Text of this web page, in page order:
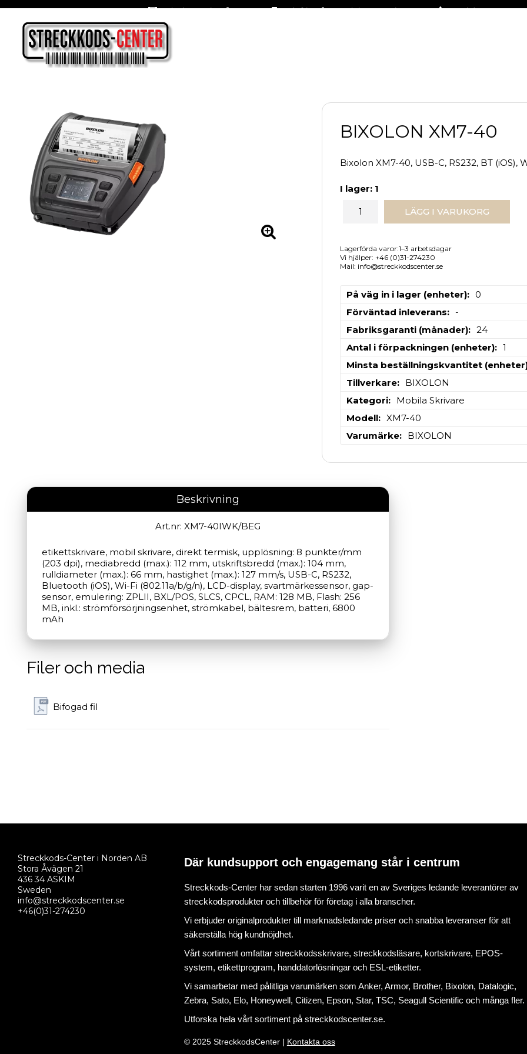
Oslagbara priser året om Fraktfritt på stora delar av sortimentet +46 (0)31-27 42 30
BIXOLON XM7-40
Bixolon XM7-40, USB-C, RS232, BT
I lager: 1
LÄGG I VARUKORG
Lagerförda varor:1–3 arbetsdagar
Vi hjälper: +46 (0)31-274230
Mail: info@streckkodscenter.se
På väg in i lager (enheter)
0
Förväntad inleverans
-
Fabriksgaranti (månader)
24
Antal i förpackningen (enheter)
1
Minsta beställningskvantitet
Tillverkare
BIXOLON
Kategori
Mobila Skrivare
Modell
XM7-40
Varumärke
BIXOLON
Beskrivning
Art.nr: XM7-40IWK/BEG
etikettskrivare, mobil skrivare, direkt termisk, upplösning: 8 punkter/mm
(203 dpi), mediabredd (max.): 112 mm, utskriftsbredd (max.): 104 mm,
rulldiameter (max.): 66 mm, hastighet (max.): 127 mm/s, USB-C, RS232,
Bluetooth (iOS), Wi-Fi (802.11a/b/g/n), LCD-display, svartmärkessensor, gap-
sensor, emulering: ZPLII, BXL/POS, SLCS, CPCL, RAM: 128 MB, Flash: 256
MB, inkl.: strömförsörjningsenhet, strömkabel, bältesrem, batteri, 6800
mAh
Filer och media
Bifogad fil
Streckkods-Center i Norden AB
Stora Åvägen 21
436 34 ASKIM
Sweden
info@streckkodscenter.se
+46(0)31-274230
Där kundsupport och engagemang står i centrum
Streckkods-Center har sedan starten 1996 varit en av Sveriges ledande leverantörer av
streckkodsprodukter och tillbehör för företag i alla branscher.
Vi erbjuder originalprodukter till marknadsledande priser och snabba leveranser för att
säkerställa hög kundnöjdhet.
Vårt sortiment omfattar streckkodsskrivare, streckkodsläsare, kortskrivare, EPOS-
system, etikettprogram, handdatorlösningar och ESL-etiketter.
Vi samarbetar med pålitliga varumärken som Anker, Armor, Brother, Bixolon, Datalogic,
Zebra, Sato, Elo, Honeywell, Citizen, Epson, Star, TSC, Seagull Scientific och många fler.
Utforska hela vårt sortiment påstreckkodscenter.se.
© 2025 StreckkodsCenter | Kontakta oss